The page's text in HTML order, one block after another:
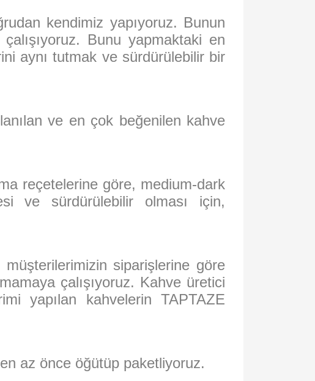
kendimiz yapıyoruz. Bunun
Bunu yapmaktaki en
aynı tutmak ve sürdürülebilir bir
ve en çok beğenilen kahve
reçetelerine göre, medium-dark
ve sürdürülebilir olması için,
siparişlerine göre
çalışıyoruz. Kahve üretici
yapılan kahvelerin TAPTAZE
az önce öğütüp paketliyoruz.